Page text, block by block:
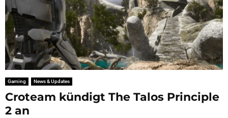
Gaming News & Updates
Croteam kündigt The Talos Principle
2 an